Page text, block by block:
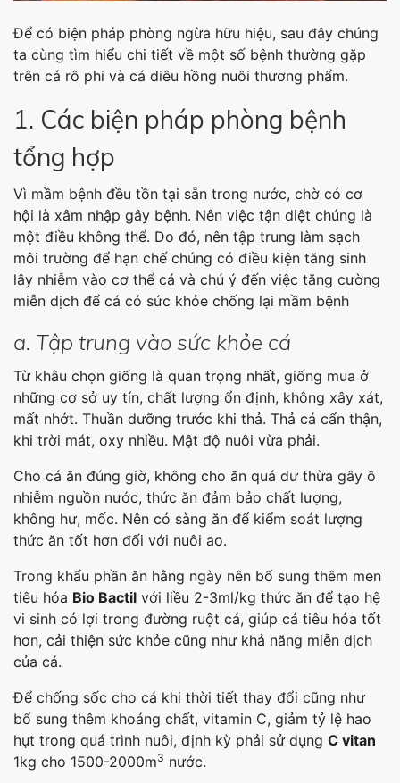
Để có biện pháp phòng ngừa hữu hiệu, sau đây chúng
ta cùng tìm hiểu chi tiết về một số bệnh thường gặp
trên cá rô phi và cá diêu hồng nuôi thương phẩm.
1. Các biện pháp phòng bệnh
tổng hợp
Vì mầm bệnh đều tồn tại sẵn trong nước, chờ có cơ
hội là xâm nhập gây bệnh. Nên việc tận diệt chúng là
một điều không thể. Do đó, nên tập trung làm sạch
môi trường để hạn chế chúng có điều kiện tăng sinh
lây nhiễm vào cơ thể cá và chú ý đến việc tăng cường
miễn dịch để cá có sức khỏe chống lại mầm bệnh
a. Tập trung vào sức khỏe cá
Từ khâu chọn giống là quan trọng nhất, giống mua ở
những cơ sở uy tín, chất lượng ổn định, không xây xát,
mất nhớt. Thuần dưỡng trước khi thả. Thả cá cẩn thận,
khi trời mát, oxy nhiều. Mật độ nuôi vừa phải.
Cho cá ăn đúng giờ, không cho ăn quá dư thừa gây ô
nhiễm nguồn nước, thức ăn đảm bảo chất lượng,
không hư, mốc. Nên có sàng ăn để kiểm soát lượng
thức ăn tốt hơn đối với nuôi ao.
Trong khẩu phần ăn hằng ngày nên bổ sung thêm men
tiêu hóa Bio Bactil với liều 2-3ml/kg thức ăn để tạo hệ
vi sinh có lợi trong đường ruột cá, giúp cá tiêu hóa tốt
hơn, cải thiện sức khỏe cũng như khả năng miễn dịch
của cá.
Để chống sốc cho cá khi thời tiết thay đổi cũng như
bổ sung thêm khoáng chất, vitamin C, giảm tỷ lệ hao
hụt trong quá trình nuôi, định kỳ phải sử dụng C vitan
1kg cho 1500-2000m3 nước.